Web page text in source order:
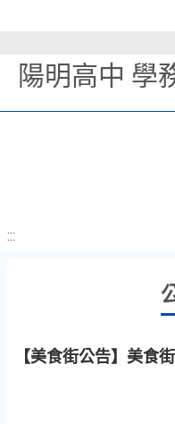
陽明高中 學
:::
【美食街公告】美食